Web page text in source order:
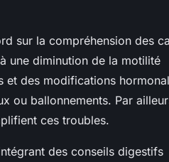
sur la compréhension des
une diminution de la motilité
et des modifications
ou ballonnements. Par
ces troubles.
des conseils digestifs